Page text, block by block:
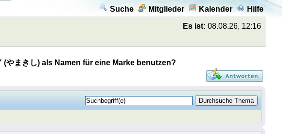
Suche Mitglieder Kalender Hilfe
Es ist: 08.08.26, 12:16
やまきし) als Namen für eine Marke benutzen?